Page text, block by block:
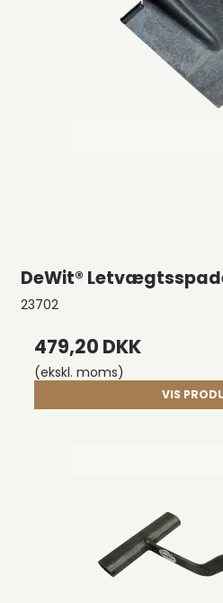
DeWit®
23702
479,20 DKK
(ekskl. moms)
VIS